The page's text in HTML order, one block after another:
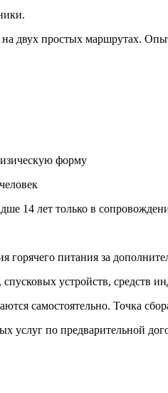
двух простых маршрутах.
форму
14 лет только в
горячего питания за
устройств, средств
самостоятельно. Точка
услуг по предварительной